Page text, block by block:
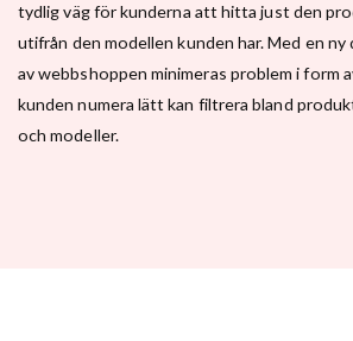
tydlig väg för kunderna att hitta just den
utifrån den modellen kunden har. Med en
av webbshoppen minimeras problem i form
kunden numera lätt kan filtrera bland
och modeller.